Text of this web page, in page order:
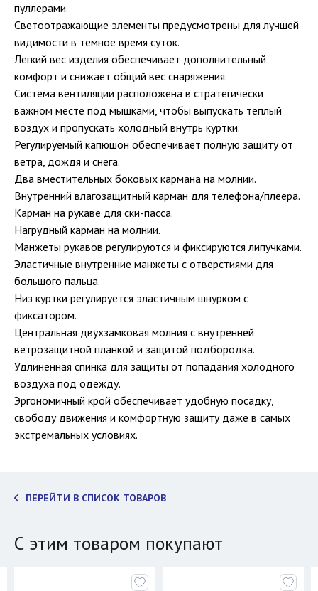
пуллерами.
Светоотражающие элементы предусмотрены для лучшей
видимости в темное время суток.
Легкий вес изделия обеспечивает дополнительный
комфорт и снижает общий вес снаряжения.
Система вентиляции расположена в стратегически
важном месте под мышками, чтобы выпускать теплый
воздух и пропускать холодный внутрь куртки.
Регулируемый капюшон обеспечивает полную защиту от
ветра, дождя и снега.
Два вместительных боковых кармана на молнии.
Внутренний влагозащитный карман для телефона/плеера.
Карман на рукаве для ски-пасса.
Нагрудный карман на молнии.
Манжеты рукавов регулируются и фиксируются липучками.
Эластичные внутренние манжеты с отверстиями для
большого пальца.
Низ куртки регулируется эластичным шнурком с
фиксатором.
Центральная двухзамковая молния с внутренней
ветрозащитной планкой и защитой подбородка.
Удлиненная спинка для защиты от попадания холодного
воздуха под одежду.
Эргономичный крой обеспечивает удобную посадку,
свободу движения и комфортную защиту даже в самых
экстремальных условиях.
ПЕРЕЙТИ В СПИСОК ТОВАРОВ
С этим товаром покупают